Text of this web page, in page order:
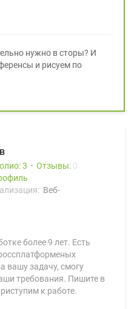
нужно в сторы? И
и рисуем по
3 Отзывы: 0
Веб-
более 9 лет. Есть
вашу задачу, смогу
требования. Пишите в
к работе.